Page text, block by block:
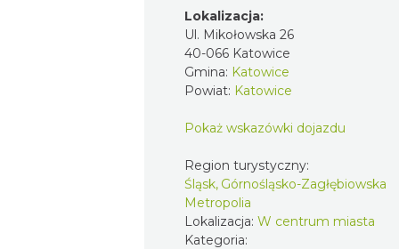
Lokalizacja:
Ul. Mikołowska 26
40-066 Katowice
Gmina: Katowice
Powiat: Katowice
Pokaż wskazówki dojazdu
Region turystyczny:
Śląsk, Górnośląsko-Zagłębiowska
Metropolia
Lokalizacja: W centrum miasta
Kategoria: